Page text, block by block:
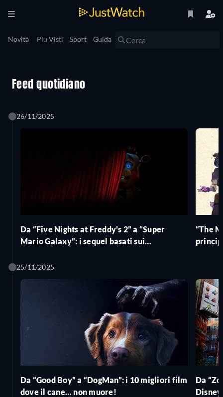
Novità Piu Visti Sport Guida
Feed quotidiano
26/11/2025
Da “Five Nights at Freddy's 2” a “Super
Mario Galaxy”: i sequel basati sui
“The
25/11/2025
Da “Good Boy” a “DogMan”: i 10 migliori film
dove il cane… non muore!
Da